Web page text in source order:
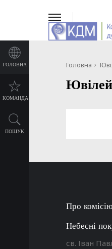
ГОЛОВНА
КОМАНДА
ПОШУК
Головна
Про комісію
Небесні
св. Іван